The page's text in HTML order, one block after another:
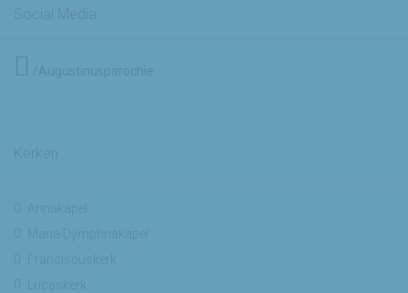
Social Media
/Augustinusparochie
Kerken
Annakapel
Maria Dymphnakapel
Franciscuskerk
Lucaskerk